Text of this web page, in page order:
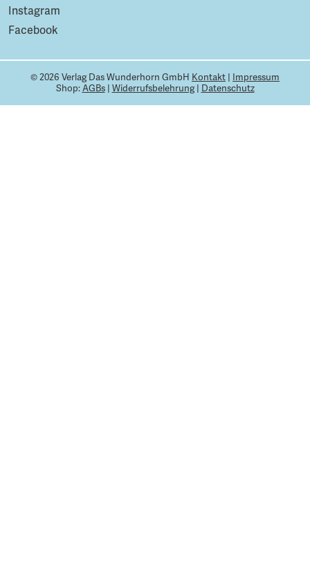
Instagram
Facebook
© 2026 Verlag Das Wunderhorn GmbH Kontakt | Impressum
Shop:AGBs| Widerrufsbelehrung| Datenschutz